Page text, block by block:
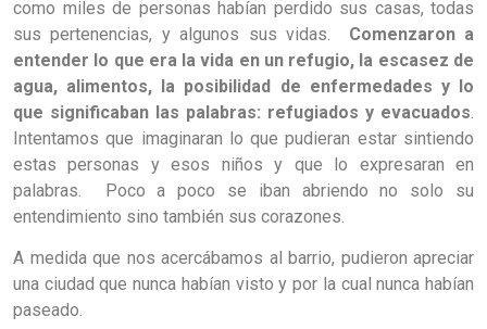
como miles de personas habían perdido sus casas, todas
sus pertenencias, y algunos sus vidas. Comenzaron a
entender lo que era la vida en un refugio, la escasez de
agua, alimentos, la posibilidad de enfermedades y lo
que significaban las palabras: refugiados y evacuados
Intentamos que imaginaran lo que pudieran estar sintiendo
estas personas y esos niños y que lo expresaran en
palabras. Poco a poco se iban abriendo no solo su
entendimiento sino también sus corazones.
A medida que nos acercábamos al barrio, pudieron apreciar
una ciudad que nunca habían visto y por la cual nunca habían
paseado.